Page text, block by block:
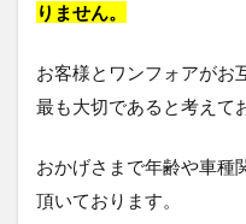
りません。
お客様とワンフォアが
最も大切であると考えて
おかげさまで年齢や車種
頂いております。